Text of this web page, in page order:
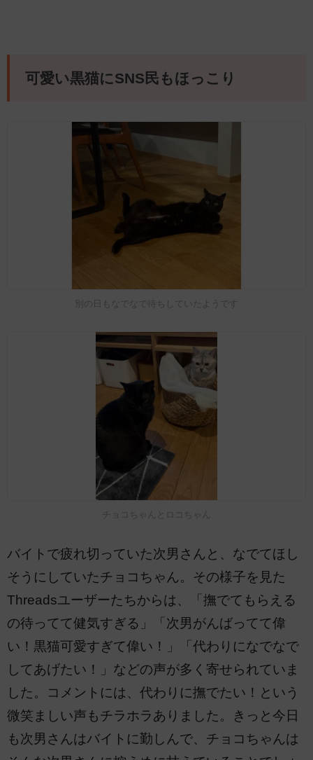
可愛い黒猫にSNS民もほっこり
別の日もなでなで待ちしていたようです
チョコちゃんとロコちゃん
バイトで疲れ切っていた次男さんと、なでてほし
そうにしていたチョコちゃん。その様子を見た
Threadsユーザーたちからは、「撫でてもらえる
の待ってて健気すぎる」「次男がんばってて偉
い！黒猫可愛すぎて偉い！」「代わりになでなで
してあげたい！」などの声が多く寄せられていま
した。コメントには、代わりに撫でたい！という
微笑ましい声もチラホラありました。きっと今日
も次男さんはバイトに勤しんで、チョコちゃんは